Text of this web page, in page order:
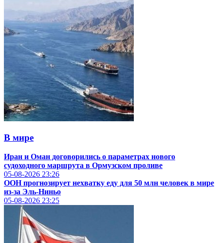
В мире
Иран и Оман договорились о параметрах нового
судоходного маршрута в Ормузском проливе
05-08-2026 23:26
ООН прогнозирует нехватку еду для 50 млн человек в мире
из-за Эль-Ниньо
05-08-2026 23:25